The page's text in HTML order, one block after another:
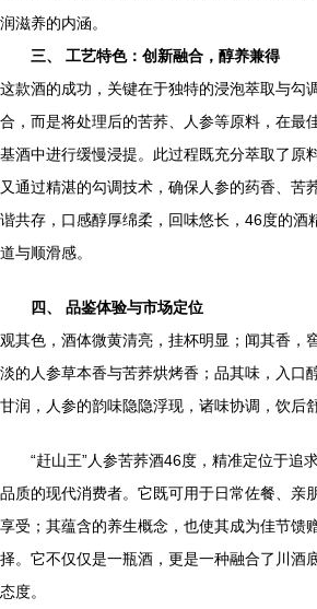
润滋养的内涵。
三、 工艺特色：创新融合，醇养兼得
这款酒的成功，关键在于独特的浸泡萃取与勾
合，而是将处理后的苦荞、人参等原料，在最
基酒中进行缓慢浸提。此过程既充分萃取了原
又通过精湛的勾调技术，确保人参的药香、苦
谐共存，口感醇厚绵柔，回味悠长，46度的酒
道与顺滑感。
四、 品鉴体验与市场定位
观其色，酒体微黄清亮，挂杯明显；闻其香，
淡的人参草本香与苦荞烘烤香；品其味，入口
甘润，人参的韵味隐隐浮现，诸味协调，饮后舒
“赶山王”人参苦荞酒46度，精准定位于追
品质的现代消费者。它既可用于日常佐餐、亲
享受；其蕴含的养生概念，也使其成为佳节馈
择。它不仅仅是一瓶酒，更是一种融合了川酒
态度。